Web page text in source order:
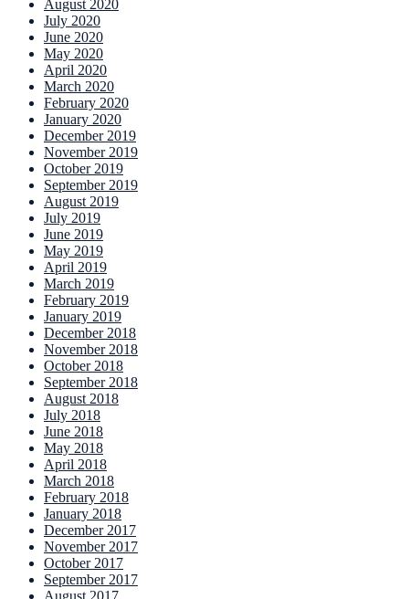
August 2020
July 2020
June 2020
May 2020
April 2020
March 2020
February 2020
January 2020
December 2019
November 2019
October 2019
September 2019
August 2019
July 2019
June 2019
May 2019
April 2019
March 2019
February 2019
January 2019
December 2018
November 2018
October 2018
September 2018
August 2018
July 2018
June 2018
May 2018
April 2018
March 2018
February 2018
January 2018
December 2017
November 2017
October 2017
September 2017
August 2017